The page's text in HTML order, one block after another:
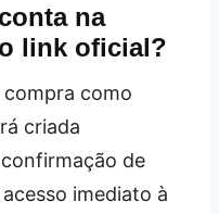
na
link oficial?
como
criada
de
imediato à